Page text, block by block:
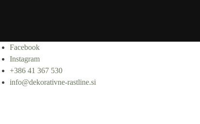
Facebook
Instagram
+386 41 367 530
info@dekorativne-rastline.si